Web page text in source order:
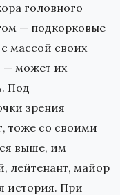
головного
— подкорковые
массой своих
— может их
Под
зрения
тоже со своими
выше, им
лейтенант, майор
история. При